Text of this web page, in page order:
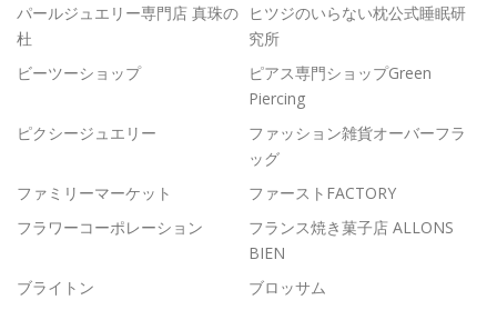
パールジュエリー専門店 真珠の
杜
ヒツジのいらない枕公式睡眠研
究所
ビーツーショップ
ピアス専門ショップGreen
Piercing
ピクシージュエリー
ファッション雑貨オーバーフラ
ッグ
ファミリーマーケット
ファーストFACTORY
フラワーコーポレーション
フランス焼き菓子店 ALLONS
BIEN
ブライトン
ブロッサム